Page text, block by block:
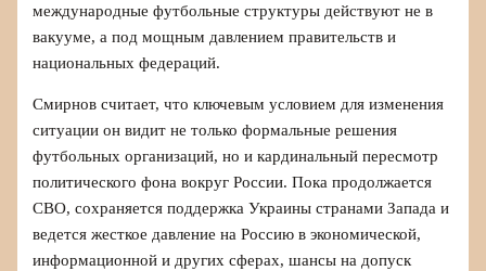
международные футбольные структуры действуют не в
вакууме, а под мощным давлением правительств и
национальных федераций.
Смирнов считает, что ключевым условием для изменения
ситуации он видит не только формальные решения
футбольных организаций, но и кардинальный пересмотр
политического фона вокруг России. Пока продолжается
СВО, сохраняется поддержка Украины странами Запада и
ведется жесткое давление на Россию в экономической,
информационной и других сферах, шансы на допуск